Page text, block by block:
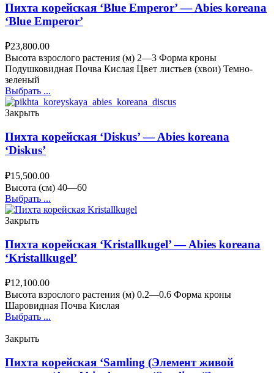
Пихта корейская ‘Blue Emperor’ — Abies koreana
‘Blue Emperor’
₽23,800.00
Высота взрослого растения (м) 2—3 Форма кроны
Подушковидная Почва Кислая Цвет листьев (хвои) Темно-
зеленый
Выбрать ...
Закрыть
Пихта корейская ‘Diskus’ — Abies koreana
‘Diskus’
₽15,500.00
Высота (cм) 40—60
Выбрать ...
Закрыть
Пихта корейская ‘Kristallkugel’ — Abies koreana
‘Kristallkugel’
₽12,100.00
Высота взрослого растения (м) 0.2—0.6 Форма кроны
Шаровидная Почва Кислая
Выбрать ...
Закрыть
Пихта корейская ‘Samling (Элемент живой